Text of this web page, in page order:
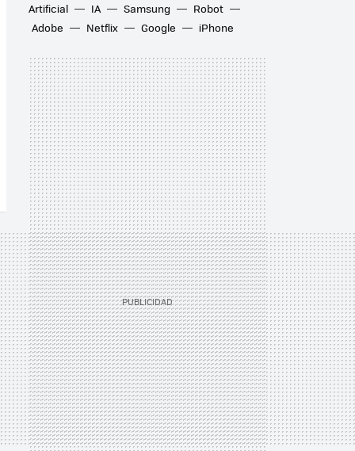
Artificial
IA Samsung
Robot
Adobe
Netflix Google iPhone